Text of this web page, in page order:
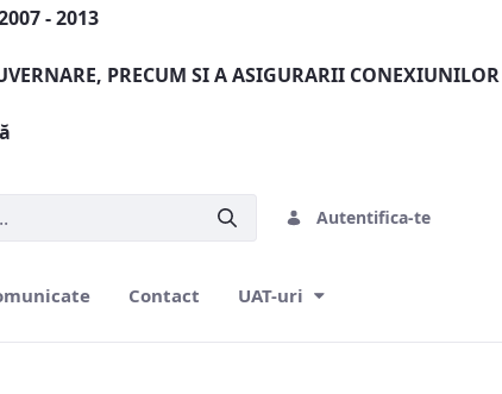
- 2013
PRECUM SI A ASIGURARII CONEXIUNILOR
Autentifica-te
Contact UAT-uri